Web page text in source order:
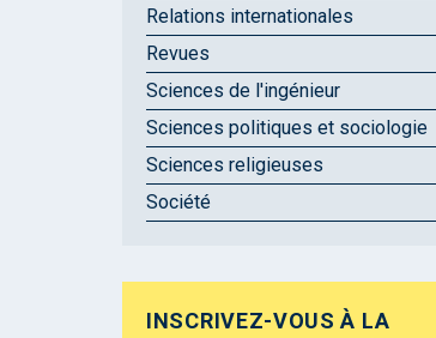
Relations internationales
Revues
Sciences de l'ingénieur
Sciences politiques et sociologie
Sciences religieuses
Société
INSCRIVEZ-VOUS À LA